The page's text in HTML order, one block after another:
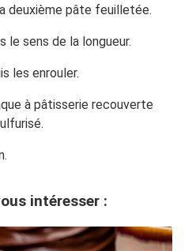
deuxième pâte feuilletée.
le sens de la longueur.
les enrouler.
à pâtisserie recouverte
intéresser :